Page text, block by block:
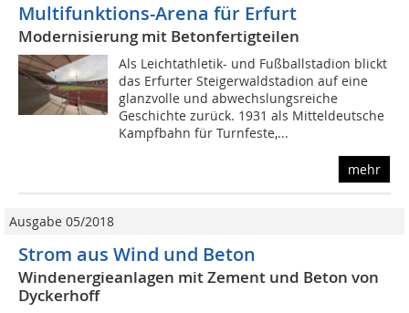
Multifunktions-Arena für Erfurt
Modernisierung mit Betonfertigteilen
Als Leichtathletik- und Fußballstadion blickt
das Erfurter Steigerwaldstadion auf eine
glanzvolle und abwechslungsreiche
Geschichte zurück. 1931 als Mitteldeutsche
Kampfbahn für Turnfeste,...
mehr
Ausgabe 05/2018
Strom aus Wind und Beton
Windenergieanlagen mit Zement und Beton von
Dyckerhoff